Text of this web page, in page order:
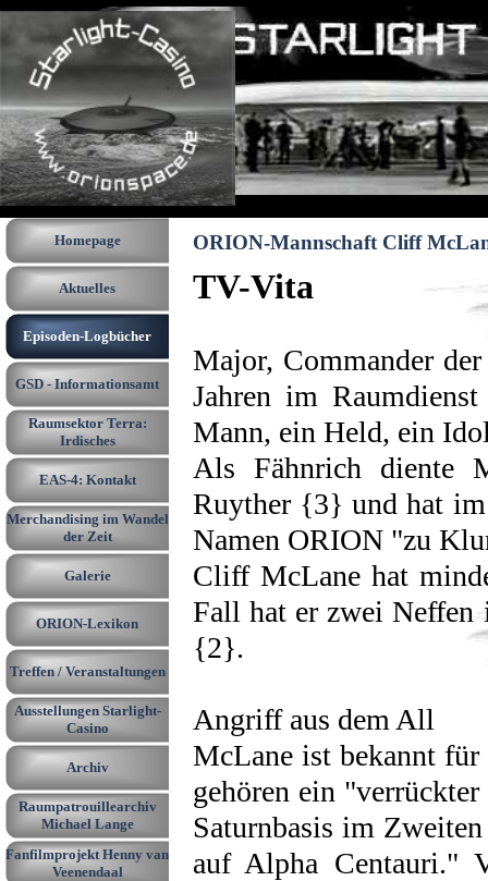
Direkt zum Seiteninhalt
Menü überspringen
Homepage
Aktuelles
Episoden-Logbücher
GSD - Informationsamt
Raumsektor Terra:
Irdisches
▼
EAS-4: Kontakt ▼
Merchandising im Wandel
der Zeit
Galerie ▼
ORION-Lexikon ▼
Treffen / Veranstaltungen
Ausstellungen Starlight-
Casino
▼
Archiv ▼
Raumpatrouillearchiv
Michael Lange
Fanfilmprojekt Henny van
Veenendaal
ORION-Mannschaft Cliff
TV-Vita
Major, Commander
Jahren im
Mann, ein Held, ein
Als Fähnrich diente
Ruyther {3} und hat im
Namen ORION "zu
Cliff McLane hat
Fall hat er zwei Neffen
{2}.
Angriff aus dem All
McLane ist bekannt für
gehören ein
Saturnbasis im
auf Alpha Centauri."